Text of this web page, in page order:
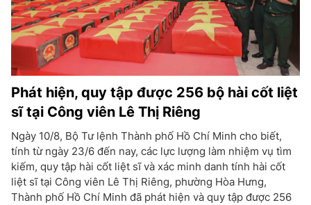
Phát hiện, quy tập được 256 bộ hài cốt liệt
sĩ tại Công viên Lê Thị Riêng
Ngày 10/8, Bộ Tư lệnh Thành phố Hồ Chí Minh cho biết,
tính từ ngày 23/6 đến nay, các lực lượng làm nhiệm vụ tìm
kiếm, quy tập hài cốt liệt sĩ và xác minh danh tính hài cốt
liệt sĩ tại Công viên Lê Thị Riêng, phường Hòa Hưng,
Thành phố Hồ Chí Minh đã phát hiện và quy tập được 256